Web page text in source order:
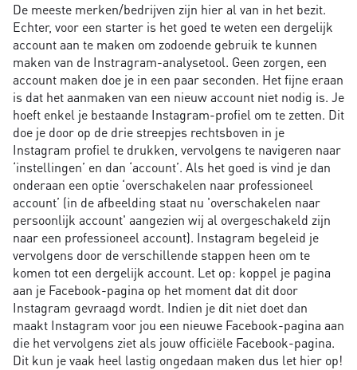
De meeste merken/bedrijven zijn hier al van in het bezit.
Echter, voor een starter is het goed te weten een dergelijk
account aan te maken om zodoende gebruik te kunnen
maken van de Instragram-analysetool. Geen zorgen, een
account maken doe je in een paar seconden. Het fijne eraan
is dat het aanmaken van een nieuw account niet nodig is. Je
hoeft enkel je bestaande Instagram-profiel om te zetten. Dit
doe je door op de drie streepjes rechtsboven in je
Instagram profiel te drukken, vervolgens te navigeren naar
‘instellingen’ en dan ‘account’. Als het goed is vind je dan
onderaan een optie ‘overschakelen naar professioneel
account’ (in de afbeelding staat nu 'overschakelen naar
persoonlijk account' aangezien wij al overgeschakeld zijn
naar een professioneel account). Instagram begeleid je
vervolgens door de verschillende stappen heen om te
komen tot een dergelijk account. Let op: koppel je pagina
aan je Facebook-pagina op het moment dat dit door
Instagram gevraagd wordt. Indien je dit niet doet dan
maakt Instagram voor jou een nieuwe Facebook-pagina aan
die het vervolgens ziet als jouw officiële Facebook-pagina.
Dit kun je vaak heel lastig ongedaan maken dus let hier op!